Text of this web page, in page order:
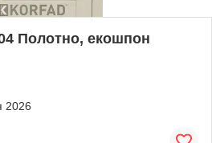
Полотно, екошпон
2026